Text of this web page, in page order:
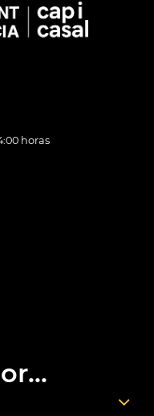
horas